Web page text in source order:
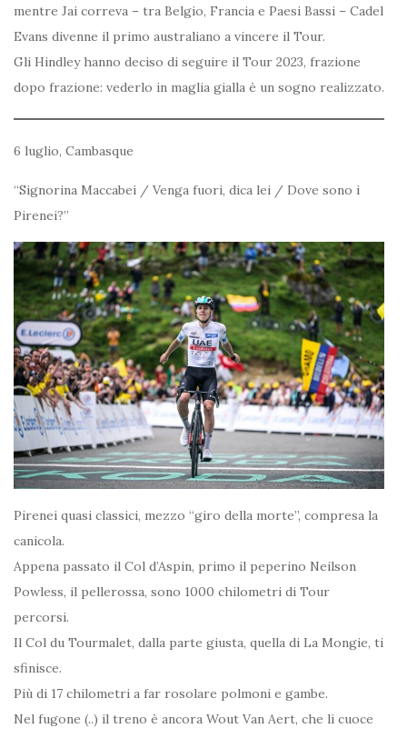
mentre Jai correva – tra Belgio, Francia e Paesi Bassi – Cadel
Evans divenne il primo australiano a vincere il Tour.
Gli Hindley hanno deciso di seguire il Tour 2023, frazione
dopo frazione: vederlo in maglia gialla è un sogno realizzato.
6 luglio, Cambasque
“Signorina Maccabei / Venga fuori, dica lei / Dove sono i
Pirenei?”
Pirenei quasi classici, mezzo “giro della morte”, compresa la
canicola.
Appena passato il Col d’Aspin, primo il peperino Neilson
Powless, il pellerossa, sono 1000 chilometri di Tour
percorsi.
Il Col du Tourmalet, dalla parte giusta, quella di La Mongie, ti
sfinisce.
Più di 17 chilometri a far rosolare polmoni e gambe.
Nel fugone (..) il treno è ancora Wout Van Aert, che li cuoce